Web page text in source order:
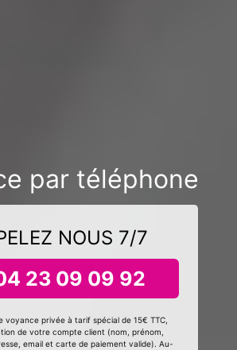
par téléphone
NOUS 7/7
23 09 09 92
voyance privée à tarif spécial de 15€ TTC,
de votre compte client (nom, prénom,
email et carte de paiement valide). Au-